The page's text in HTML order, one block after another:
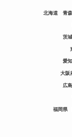
北海道 青
茨
愛
大阪
広
福岡県